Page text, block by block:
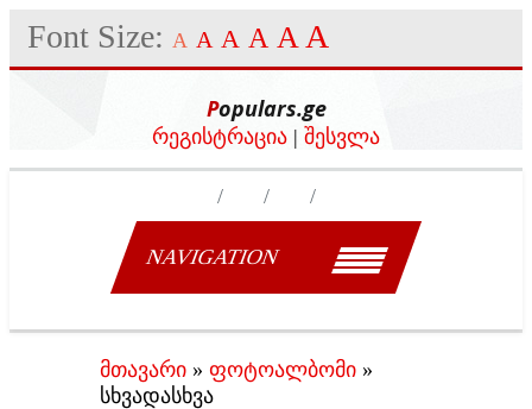
Font Size: A A A A A A
Populars.ge
რეგისტრაცია | შესვლა
NAVIGATION
მთავარი » ფოტოალბომი »
სხვადასხვა